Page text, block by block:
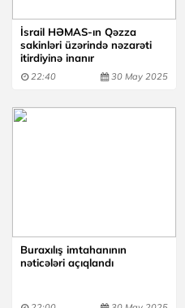
İsrail HƏMAS-ın Qəzza
sakinləri üzərində nəzarəti
itirdiyinə inanır
22:40 30 May 2025
Buraxılış imtahanının
nəticələri açıqlandı